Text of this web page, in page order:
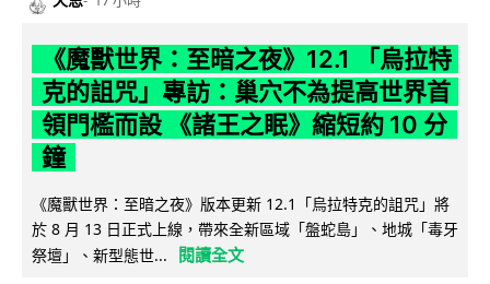
《魔獸世界：至暗之夜》12.1 「烏拉特
克的詛咒」專訪：巢穴不為提高世界首
領門檻而設 《諸王之眠》縮短約 10 分
鐘
《魔獸世界：至暗之夜》版本更新 12.1「烏拉特克的詛咒」將
於 8 月 13 日正式上線，帶來全新區域「盤蛇島」、地城「毒牙
祭壇」、新型態世...
閱讀全文